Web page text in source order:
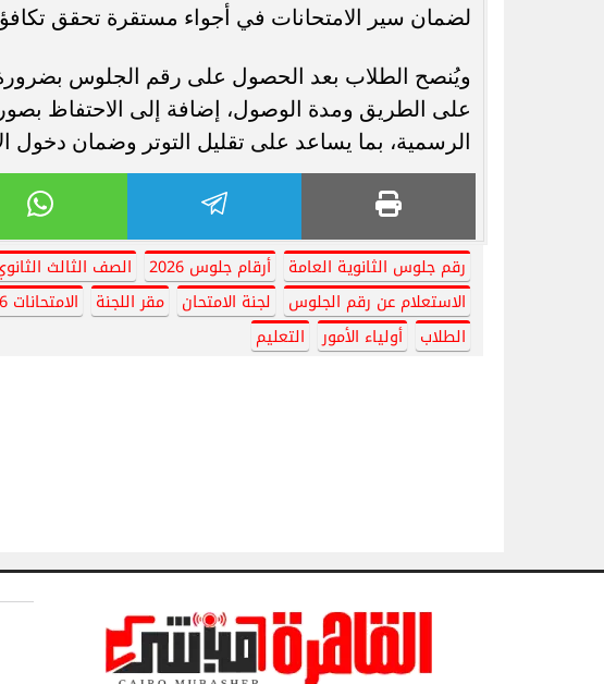
لضمان سير الامتحانات في أجواء مستقرة تحقق
ويُنصح الطلاب بعد الحصول على رقم الجلوس بضرورة
على الطريق ومدة الوصول، إضافة إلى الاحتفاظ
الرسمية، بما يساعد على تقليل التوتر وضمان دخول
رقم جلوس الثانوية العامة أرقام جلوس 2026 الصف الثالث
الاستعلام عن رقم الجلوس
لجنة الامتحان مقر اللجنة الامتحانات 2026
الطلاب
أولياء الأمور التعليم